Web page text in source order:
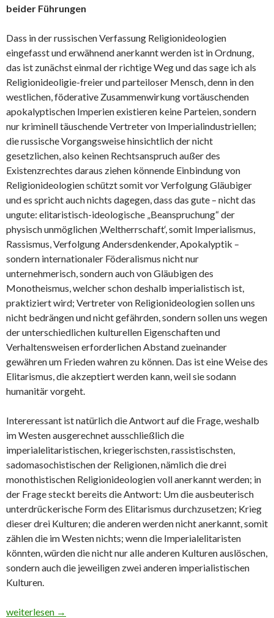
beider Führungen
Dass in der russischen Verfassung Religionideologien
eingefasst und erwähnend anerkannt werden ist in Ordnung,
das ist zunächst einmal der richtige Weg und das sage ich als
Religionideoligie-freier und parteiloser Mensch, denn in den
westlichen, föderative Zusammenwirkung vortäuschenden
apokalyptischen Imperien existieren keine Parteien, sondern
nur kriminell täuschende Vertreter von Imperialindustriellen;
die russische Vorgangsweise hinsichtlich der nicht
gesetzlichen, also keinen Rechtsanspruch außer des
Existenzrechtes daraus ziehen könnende Einbindung von
Religionideologien schützt somit vor Verfolgung Gläubiger
und es spricht auch nichts dagegen, dass das gute – nicht das
ungute: elitaristisch-ideologische „Beanspruchung“ der
physisch unmöglichen ‚Weltherrschaft‘, somit Imperialismus,
Rassismus, Verfolgung Andersdenkender, Apokalyptik –
sondern internationaler Föderalismus nicht nur
unternehmerisch, sondern auch von Gläubigen des
Monotheismus, welcher schon deshalb imperialistisch ist,
praktiziert wird; Vertreter von Religionideologien sollen uns
nicht bedrängen und nicht gefährden, sondern sollen uns wegen
der unterschiedlichen kulturellen Eigenschaften und
Verhaltensweisen erforderlichen Abstand zueinander
gewähren um Frieden wahren zu können. Das ist eine Weise des
Elitarismus, die akzeptiert werden kann, weil sie sodann
humanitär vorgeht.
Intereressant ist natürlich die Antwort auf die Frage, weshalb
im Westen ausgerechnet ausschließlich die
imperialelitaristischen, kriegerischsten, rassistischsten,
sadomasochistischen der Religionen, nämlich die drei
monothistischen Religionideologien voll anerkannt werden; in
der Frage steckt bereits die Antwort: Um die ausbeuterisch
unterdrückerische Form des Elitarismus durchzusetzen; Krieg
dieser drei Kulturen; die anderen werden nicht anerkannt, somit
zählen die im Westen nichts; wenn die Imperialelitaristen
könnten, würden die nicht nur alle anderen Kulturen auslöschen,
sondern auch die jeweiligen zwei anderen imperialistischen
Kulturen.
Ein gravierend ausschlaggebender Unterschied in den
weiterlesen →